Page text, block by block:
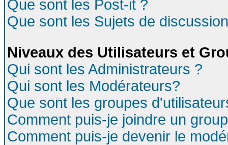
Que sont les Post-it ?
Que sont les Sujets de
Niveaux des Utilisateurs et
Qui sont les Administrateurs ?
Qui sont les Modérateurs?
Que sont les groupes
Comment puis-je joindre un
Comment puis-je devenir le